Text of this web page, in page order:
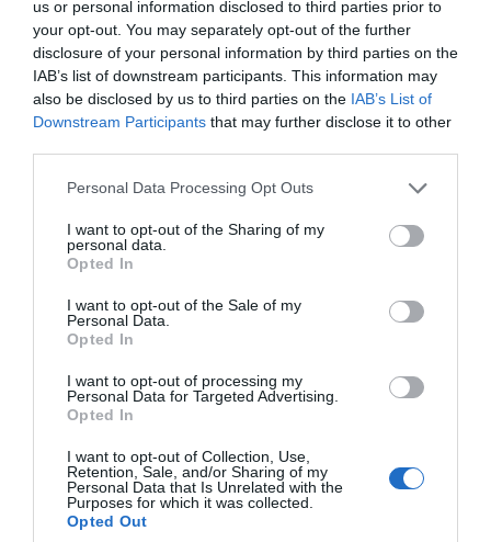
us or personal information disclosed to third parties prior to
your opt-out. You may separately opt-out of the further
disclosure of your personal information by third parties on the
IAB’s list of downstream participants. This information may
also be disclosed by us to third parties on the IAB’s List of
Downstream Participants that may further disclose it to other
Please note that this website/app uses one or more Google
not limited to your visit or usage behaviour. You may click to
grant or deny consent to Google and its third-party tags to
use your data for below specified purposes in below Google
consent section.
Personal Data Processing Opt Outs
I want to opt-out of the Sharing of my
personal data.
Opted In
I want to opt-out of the Sale of my
Personal Data.
Opted In
I want to opt-out of processing my
Personal Data for Targeted Advertising.
Opted In
I want to opt-out of Collection, Use,
Retention, Sale, and/or Sharing of my
Personal Data that Is Unrelated with the
Purposes for which it was collected.
Opted Out
Τούμπαρε αυτοκίνητο
06.08.2026 | 20:00
Έσπασαν πιάτα στο κεφάλι του
Αταμάν – Βίντεο από τη Σύμη
06.08.2026 | 19:40
Φωτιά στη Σκύρο: Συνεχίζει να
καίει στο Νησί, συγκλονιστική
μαρτυρία – Νέες εικόνες και
06.08.2026 | 19:40
Ξεκινάει τεράστιο έργο αξίας
2.425.000€ στην Εύβοια – Δείτε
06.08.2026 | 19:20
Ο μεγαλύτερος αυτοκινητόδρομος
της Ευρώπης κατασκευάζεται
στην Ελλάδα – Πού θα γίνει
06.08.2026 | 19:00
Όλες οι τελευταίες ειδήσεις
ΠΕΡΙΣΣΟΤΕΡΑ ΑΠΟ ΚΟΙΝΩΝΙΑ